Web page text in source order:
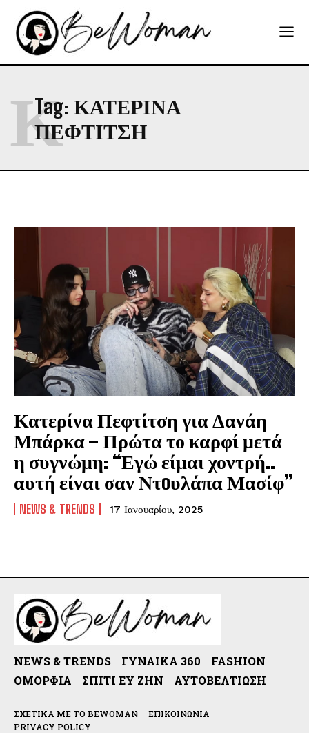
Tag: ΚΑΤΕΡΙΝΑ
ΠΕΦΤΙΤΣΗ
Κ
Κατερίνα Πεφτίτση για Δανάη
Μπάρκα – Πρώτα το καρφί μετά
η συγνώμη: “Εγώ είμαι χοντρή..
αυτή είναι σαν Ντoυλάπα Μασίφ”
NEWS & TRENDS 17 Ιανουαρίου, 2025
NEWS & TRENDS ΓΥΝΑΊΚΑ 360
FASHION
ΟΜΟΡΦΙΆ
ΣΠΊΤΙ ΕΥ ΖΗΝ ΑΥΤΟΒΕΛΤΊΩΣΗ
ΣΧΕΤΙΚΆ ΜΕ ΤΟ BEWOMAN
ΕΠΙΚΟΙΝΩΝΊΑ
PRIVACY POLICY